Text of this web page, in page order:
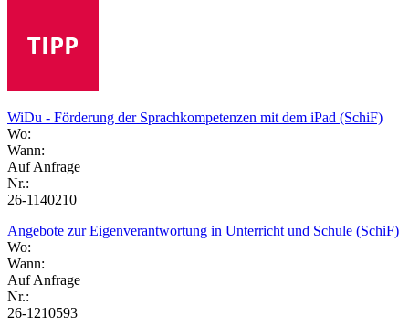
WiDu - Förderung der Sprachkompetenzen mit dem iPad (SchiF)
Wo:
Wann:
Auf Anfrage
Nr.:
26-1140210
Angebote zur Eigenverantwortung in Unterricht und Schule (SchiF)
Wo:
Wann:
Auf Anfrage
Nr.:
26-1210593